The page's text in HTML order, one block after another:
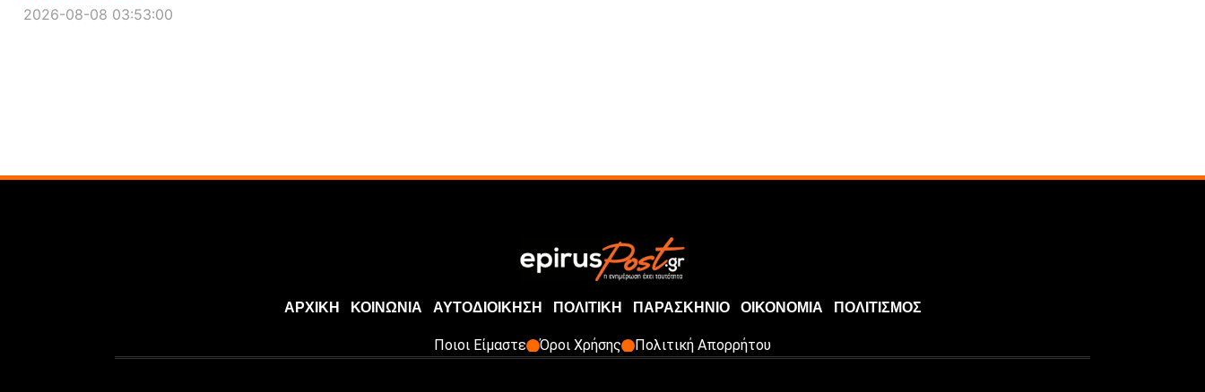
2026-08-08 03:53:00
ΑΡΧΙΚΗ ΚΟΙΝΩΝΙΑ ΑΥΤΟΔΙΟΙΚΗΣΗ ΠΟΛΙΤΙΚΗ ΠΑΡΑΣΚΗΝΙΟ ΟΙΚΟΝΟΜΙΑ ΠΟΛΙΤΙΣΜΟΣ
Ποιοι Είμαστε Όροι Χρήσης Πολιτική Απορρήτου